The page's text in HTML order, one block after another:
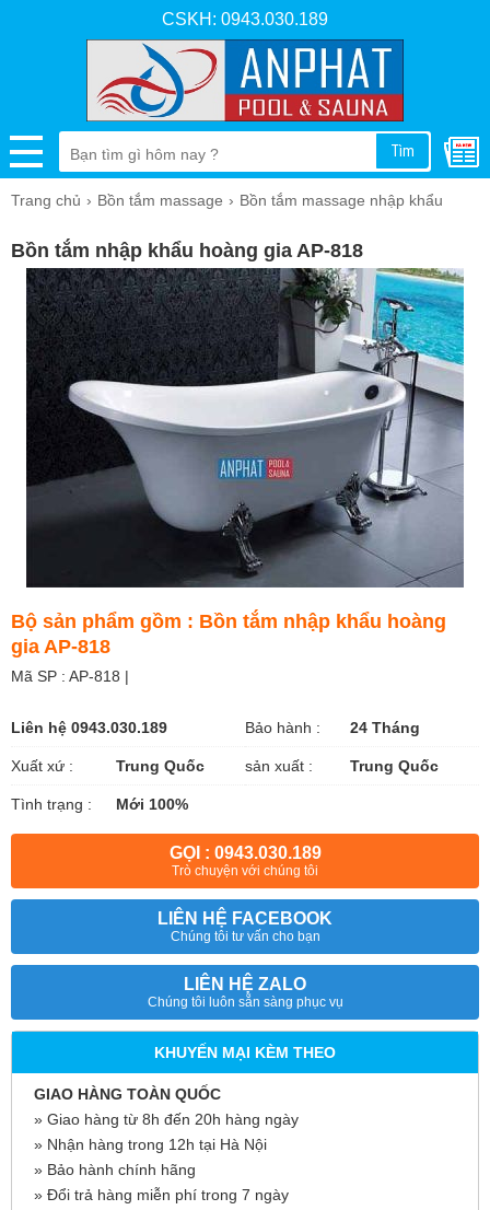
CSKH: 0943.030.189
Tìm
Trang chủ Bồn tắm massage Bồn tắm massage nhập khẩu
Bồn tắm nhập khẩu hoàng gia AP-818
Bộ sản phẩm gồm : Bồn tắm nhập khẩu hoàng
gia AP-818
Mã SP : AP-818 |
Liên hệ 0943.030.189 Bảo hành : 24 Tháng
Xuất xứ : Trung Quốc sản xuất : Trung Quốc
Tình trạng : Mới 100%
GỌI : 0943.030.189
Trò chuyện với chúng tôi
LIÊN HỆ FACEBOOK
Chúng tôi tư vấn cho bạn
LIÊN HỆ ZALO
Chúng tôi luôn sẵn sàng phục vụ
KHUYẾN MẠI KÈM THEO
GIAO HÀNG TOÀN QUỐC
» Giao hàng từ 8h đến 20h hàng ngày
» Nhận hàng trong 12h tại Hà Nội
» Bảo hành chính hãng
» Đổi trả hàng miễn phí trong 7 ngày